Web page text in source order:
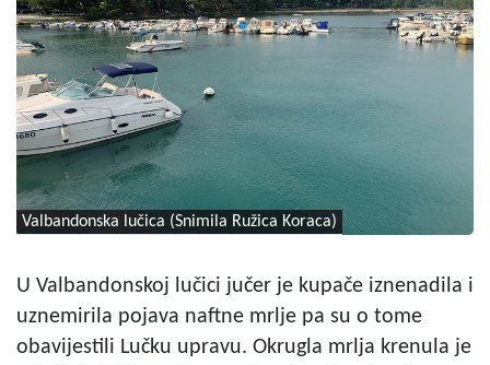
Valbandonska lučica (Snimila Ružica Koraca)
U Valbandonskoj lučici jučer je kupače iznenadila i
uznemirila pojava naftne mrlje pa su o tome
obavijestili Lučku upravu. Okrugla mrlja krenula je